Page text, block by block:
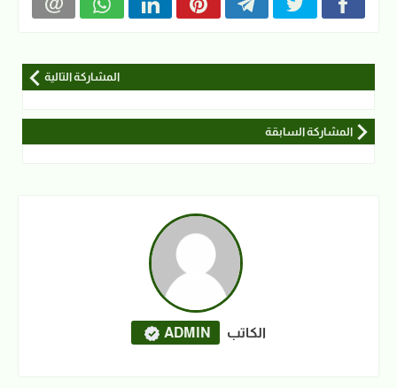
المشاركة التالية
المشاركة السابقة
الكاتب ADMIN